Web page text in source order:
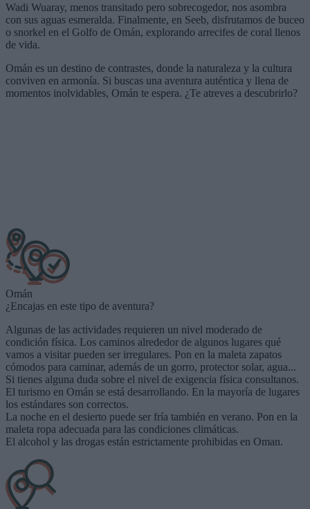
Wadi Wuaray, menos transitado pero sobrecogedor, nos asombra
con sus aguas esmeralda. Finalmente, en Seeb, disfrutamos de buceo
o snorkel en el Golfo de Omán, explorando arrecifes de coral llenos
de vida.
Omán es un destino de contrastes, donde la naturaleza y la cultura
conviven en armonía. Si buscas una aventura auténtica y llena de
momentos inolvidables, Omán te espera. ¿Te atreves a descubrirlo?
Omán
¿Encajas en este tipo de aventura?
Algunas de las actividades requieren un nivel moderado de
condición física. Los caminos alrededor de algunos lugares qué
vamos a visitar pueden ser irregulares. Pon en la maleta zapatos
cómodos para caminar, además de un gorro, protector solar, agua...
Si tienes alguna duda sobre el nivel de exigencia física consultanos.
El turismo en Omán se está desarrollando. En la mayoría de lugares
los estándares son correctos.
La noche en el desierto puede ser fría también en verano. Pon en la
maleta ropa adecuada para las condiciones climáticas.
El alcohol y las drogas están estrictamente prohibidas en Oman.